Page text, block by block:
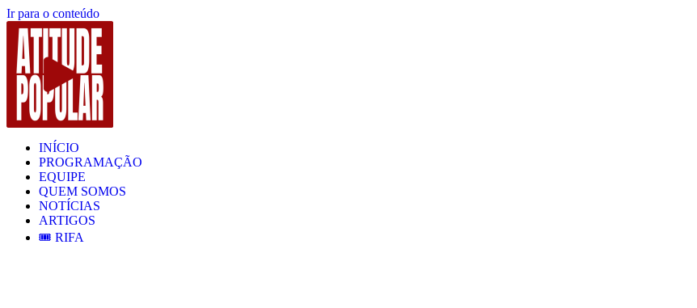
Ir para o conteúdo
INÍCIO
PROGRAMAÇÃO
EQUIPE
QUEM SOMOS
NOTÍCIAS
ARTIGOS
🎟️ RIFA